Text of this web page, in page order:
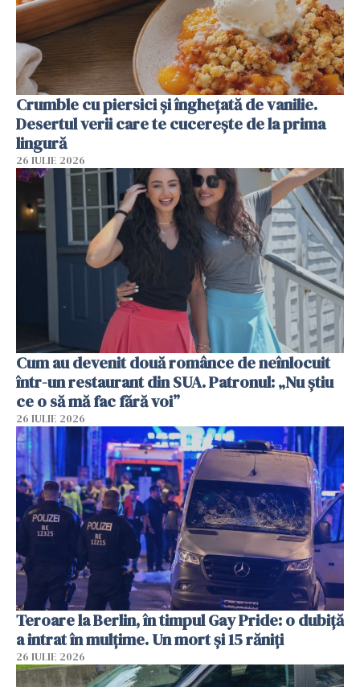
Crumble cu piersici și înghețată de vanilie.
Desertul verii care te cucerește de la prima
lingură
26 IULIE 2026
Cum au devenit două românce de neînlocuit
într-un restaurant din SUA. Patronul: „Nu știu
ce o să mă fac fără voi”
26 IULIE 2026
Teroare la Berlin, în timpul Gay Pride: o dubiță
a intrat în mulțime. Un mort și 15 răniți
26 IULIE 2026